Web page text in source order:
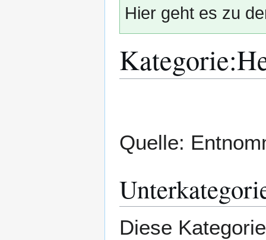
Hier geht es zu
Kategorie:
Quelle:
Diese